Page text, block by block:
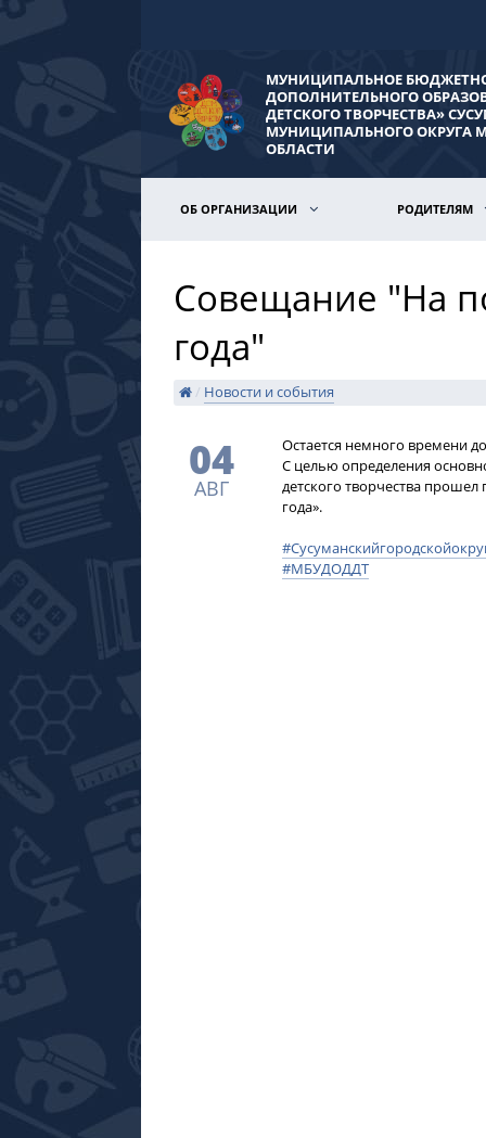
МУНИЦИПАЛЬНОЕ
ДОПОЛНИТЕЛЬНОГО
ДЕТСКОГО ТВОРЧЕСТВА»
МУНИЦИПАЛЬНОГО ОКРУГА
ОБЛАСТИ
ОБ ОРГАНИЗАЦИИ РОДИТЕЛЯМ
Совещание "На
года"
/ Новости и события
04
АВГ
​Остается немного времени
С целью определения
детского творчества
года».
#МБУДОДДТ